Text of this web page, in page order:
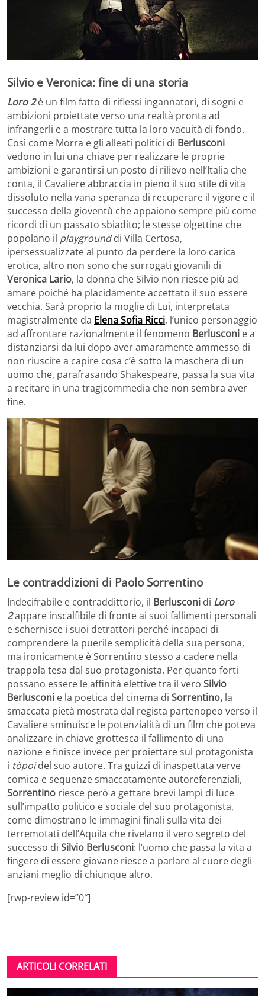
Silvio e Veronica: fine di una storia
Loro 2è un film fatto di riflessi ingannatori, di sogni e
ambizioni proiettate verso una realtà pronta ad
infrangerli e a mostrare tutta la loro vacuità di fondo.
Così come Morra e gli alleati politici di Berlusconi
vedono in lui una chiave per realizzare le proprie
ambizioni e garantirsi un posto di rilievo nell’Italia che
conta, il Cavaliere abbraccia in pieno il suo stile di vita
dissoluto nella vana speranza di recuperare il vigore e il
successo della gioventù che appaiono sempre più come
ricordi di un passato sbiadito; le stesse olgettine che
popolano il playgrounddi Villa Certosa,
ipersessualizzate al punto da perdere la loro carica
erotica, altro non sono che surrogati giovanili di
Veronica Lario, la donna che Silvio non riesce più ad
amare poiché ha placidamente accettato il suo essere
vecchia. Sarà proprio la moglie di Lui, interpretata
magistralmente da Elena Sofia Ricci, l’unico personaggio
ad affrontare razionalmente il fenomeno Berlusconi e a
distanziarsi da lui dopo aver amaramente ammesso di
non riuscire a capire cosa c’è sotto la maschera di un
uomo che, parafrasando Shakespeare, passa la sua vita
a recitare in una tragicommedia che non sembra aver
fine.
Le contraddizioni di Paolo Sorrentino
Indecifrabile e contraddittorio, il Berlusconi di Loro
2appare inscalfibile di fronte ai suoi fallimenti personali
e schernisce i suoi detrattori perché incapaci di
comprendere la puerile semplicità della sua persona,
ma ironicamente è Sorrentino stesso a cadere nella
trappola tesa dal suo protagonista. Per quanto forti
possano essere le affinità elettive tra il vero Silvio
Berlusconi e la poetica del cinema di Sorrentino, la
smaccata pietà mostrata dal regista partenopeo verso il
Cavaliere sminuisce le potenzialità di un film che poteva
analizzare in chiave grottesca il fallimento di una
nazione e finisce invece per proiettare sul protagonista
i tòpoidel suo autore. Tra guizzi di inaspettata verve
comica e sequenze smaccatamente autoreferenziali,
Sorrentino riesce però a gettare brevi lampi di luce
sull’impatto politico e sociale del suo protagonista,
come dimostrano le immagini finali sulla vita dei
terremotati dell’Aquila che rivelano il vero segreto del
successo di Silvio Berlusconi: l’uomo che passa la vita a
fingere di essere giovane riesce a parlare al cuore degli
anziani meglio di chiunque altro.
[rwp-review id=”0″]
ARTICOLI CORRELATI